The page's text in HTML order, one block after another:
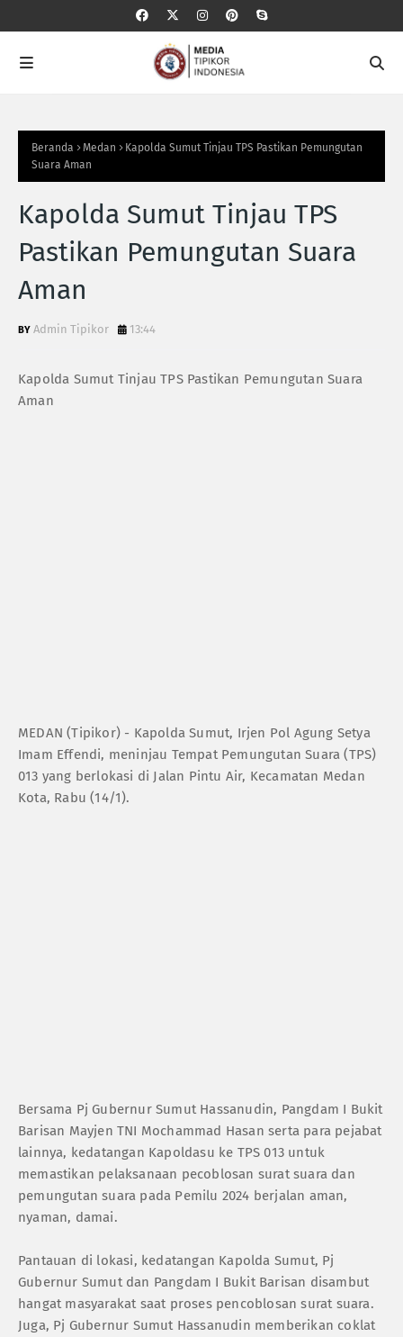
Beranda Medan
Kapolda Sumut Tinjau TPS Pastikan Pemungutan
Suara Aman
Kapolda Sumut Tinjau TPS
Pastikan Pemungutan Suara
Aman
Admin Tipikor 13:44
Kapolda Sumut Tinjau TPS Pastikan Pemungutan Suara
Aman
MEDAN (Tipikor) - Kapolda Sumut, Irjen Pol Agung Setya
Imam Effendi, meninjau Tempat Pemungutan Suara (TPS)
013 yang berlokasi di Jalan Pintu Air, Kecamatan Medan
Kota, Rabu (14/1).
Bersama Pj Gubernur Sumut Hassanudin, Pangdam I Bukit
Barisan Mayjen TNI Mochammad Hasan serta para pejabat
lainnya, kedatangan Kapoldasu ke TPS 013 untuk
memastikan pelaksanaan pecoblosan surat suara dan
pemungutan suara pada Pemilu 2024 berjalan aman,
nyaman, damai.
Pantauan di lokasi, kedatangan Kapolda Sumut, Pj
Gubernur Sumut dan Pangdam I Bukit Barisan disambut
hangat masyarakat saat proses pencoblosan surat suara.
Juga, Pj Gubernur Sumut Hassanudin memberikan coklat